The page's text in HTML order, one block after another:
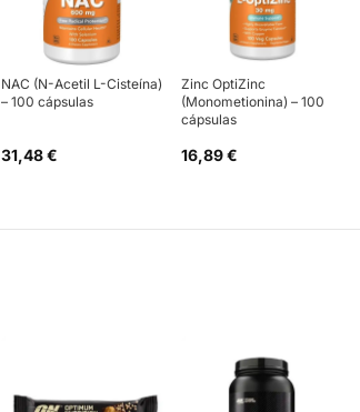
NAC (N-Acetil L-Cisteína)
– 100 cápsulas
31,48 €
Zinc OptiZinc
(Monometionina) – 100
cápsulas
16,89 €